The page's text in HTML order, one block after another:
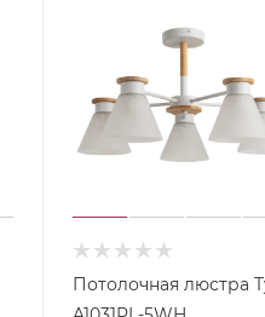
Потолочная люстра